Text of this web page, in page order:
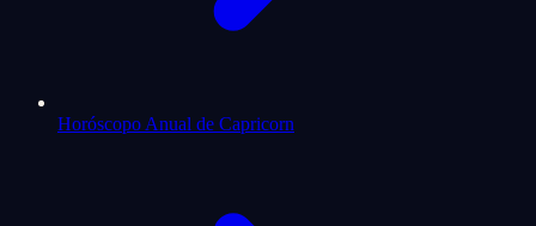
Horóscopo Anual de Capricorn